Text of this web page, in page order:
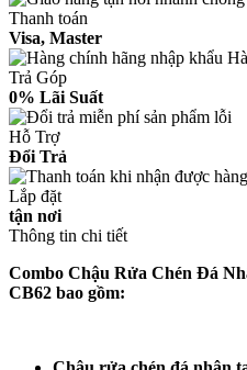
Thanh toán
Visa, Master
Trả Góp
0% Lãi Suất
Hỗ Trợ
Đổi Trả
Lắp đặt
tận nơi
Thông tin chi tiết
Combo Chậu Rửa Chén Đá
CB62​ bao gồm: